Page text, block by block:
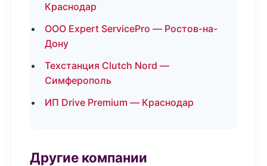
Краснодар
ООО Expert ServicePro — Ростов-на-
Дону
Техстанция Clutch Nord —
Симферополь
ИП Drive Premium — Краснодар
Другие компании